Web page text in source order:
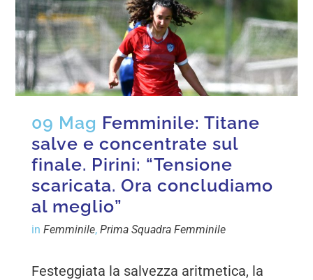
09 Mag Femminile: Titane
salve e concentrate sul
finale. Pirini: “Tensione
scaricata. Ora concludiamo
al meglio”
inFemminile,Prima Squadra Femminile
Festeggiata la salvezza aritmetica, la